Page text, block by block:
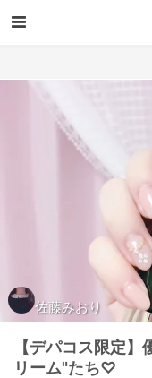
佐藤みおり
【デパコス限定
リーム"たち♡